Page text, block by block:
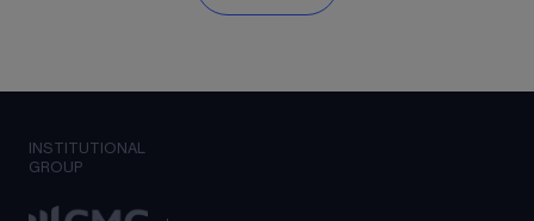
INSTITUTIONAL
GROUP